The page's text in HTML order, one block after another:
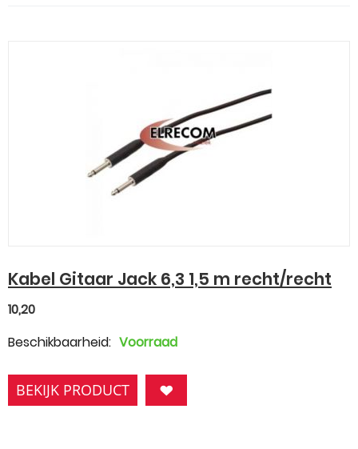
Kabel Gitaar Jack 6,3 1,5 m recht/recht
10,20
Beschikbaarheid: Voorraad
BEKIJK PRODUCT